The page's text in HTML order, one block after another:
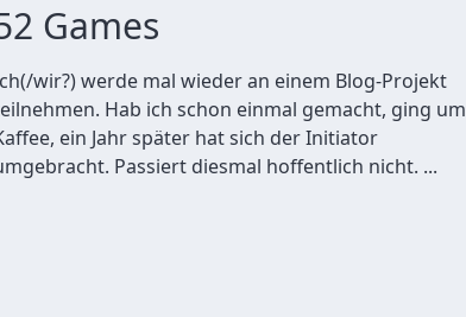
Games
wir?) werde mal wieder an einem Blog-Projekt
Hab ich schon einmal gemacht, ging um
ein Jahr später hat sich der Initiator
Passiert diesmal hoffentlich nicht. ...